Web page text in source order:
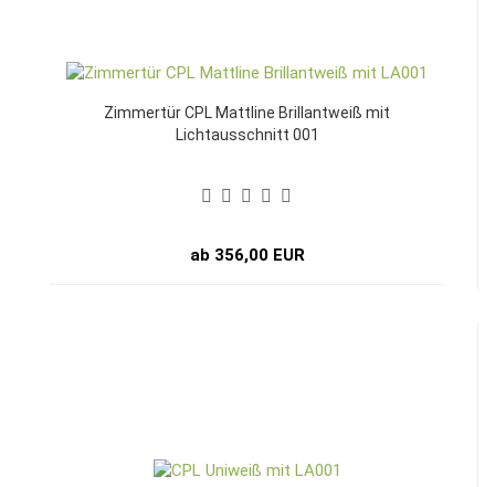
Zimmertür CPL Mattline Brillantweiß mit
Lichtausschnitt 001
ab 356,00 EUR